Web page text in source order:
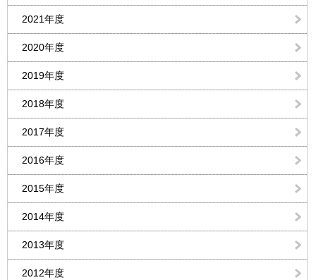
2021年度
2020年度
2019年度
2018年度
2017年度
2016年度
2015年度
2014年度
2013年度
2012年度